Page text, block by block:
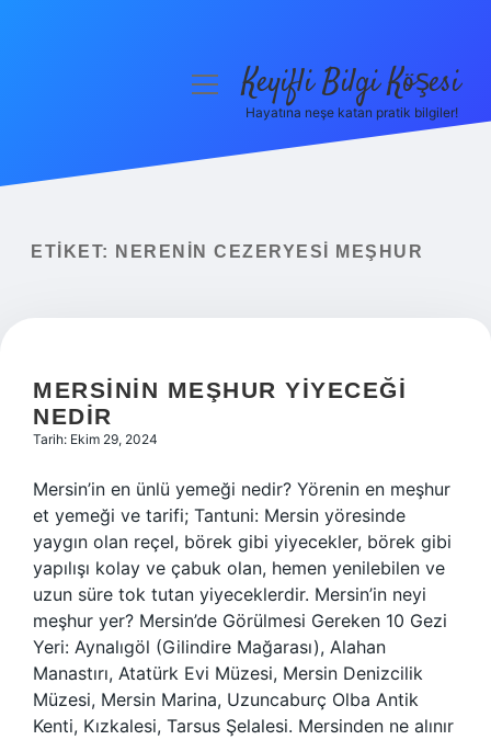
Yasal Uyarı
menüyüKeyifli Bilgi Köşesi
Hayatına neşe katan pratik bilgiler!
ETIKET: NERENIN CEZERYESI MEŞHUR
MERSININ MEŞHUR YIYECEĞI
NEDIR
Tarih: Ekim 29, 2024
Mersin’in en ünlü yemeği nedir? Yörenin en meşhur
et yemeği ve tarifi; Tantuni: Mersin yöresinde
yaygın olan reçel, börek gibi yiyecekler, börek gibi
yapılışı kolay ve çabuk olan, hemen yenilebilen ve
uzun süre tok tutan yiyeceklerdir. Mersin’in neyi
meşhur yer? Mersin’de Görülmesi Gereken 10 Gezi
Yeri: Aynalıgöl (Gilindire Mağarası), Alahan
Manastırı, Atatürk Evi Müzesi, Mersin Denizcilik
Müzesi, Mersin Marina, Uzuncaburç Olba Antik
Kenti, Kızkalesi, Tarsus Şelalesi. Mersinden ne alınır